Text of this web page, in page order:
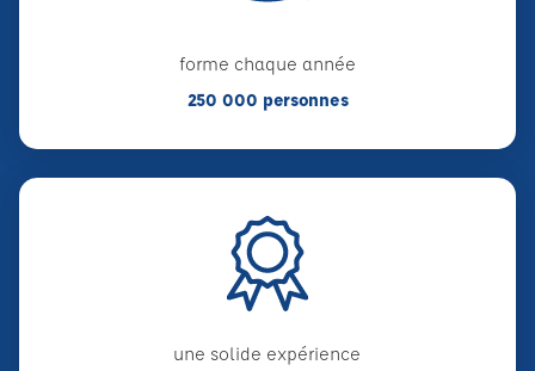
forme chaque année
250 000 personnes
une solide expérience